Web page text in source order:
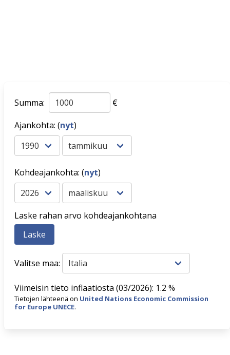
Summa:
€
Ajankohta: (nyt)
Kohdeajankohta: (nyt)
Laske rahan arvo kohdeajankohtana
Valitse maa:
Viimeisin tieto inflaatiosta (03/2026): 1.2 %
Tietojen lähteenä on United Nations Economic Commission
for Europe UNECE.